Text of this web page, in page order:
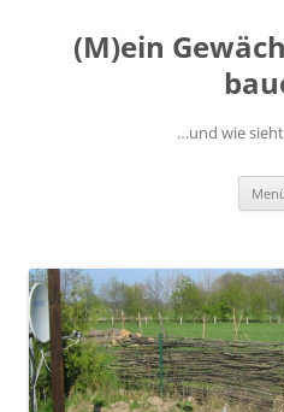
(M)ein
…und wie